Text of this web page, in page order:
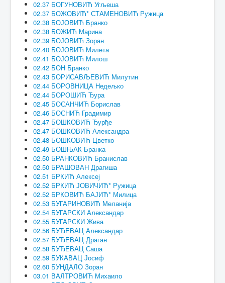
02.37 БОГУНОВИЋ Угљеша
02.37 БОЖОВИЋ* СТАМЕНОВИЋ Ружица
02.38 БОЈОВИЋ Бранко
02.38 БОЖИЋ Марина
02.39 БОЈОВИЋ Зоран
02.40 БОЈОВИЋ Милета
02.41 БОЈОВИЋ Милош
02.42 БОН Бранко
02.43 БОРИСАВЉЕВИЋ Милутин
02.44 БОРОВНИЦА Недељко
02.44 БОРОШИЋ Ђура
02.45 БОСАНЧИЋ Борислав
02.46 БОСНИЋ Градимир
02.47 БОШКОВИЋ Ђурђе
02.47 БОШКОВИЋ Александра
02.48 БОШКОВИЋ Цветко
02.49 БОШЊАК Бранка
02.50 БРАНКОВИЋ Бранислав
02.50 БРАШОВАН Драгиша
02.51 БРКИЋ Алексеј
02.52 БРКИЋ ЈОВИЧИЋ* Ружица
02.52 БРКОВИЋ БАЈИЋ* Милица
02.53 БУГАРИНОВИЋ Меланија
02.54 БУГАРСКИ Александар
02.55 БУГАРСКИ Жива
02.56 БУЂЕВАЦ Александар
02.57 БУЂЕВАЦ Драган
02.58 БУЂЕВАЦ Саша
02.59 БУКАВАЦ Јосиф
02.60 БУНДАЛО Зоран
03.01 ВАЛТРОВИЋ Михаило